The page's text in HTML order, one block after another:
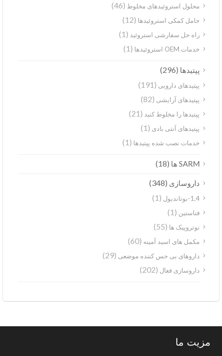
محلول استروئیدهای مخلوط(46)
حامل کمکی استروئیدها(12)
راه حل سفارشی استروئید(1)
خدمات OEM استروئیدها (1)
پپتیدها(296)
پپتیدهای دارویی(191)
پپتیدهای آرایشی(82)
پپتیدها را مخلوط کنید(21)
پپتیدهای آنتی بادی(1)
خدمات نصب شده پپتیدها(1)
SARM ها (18)
داروسازی (348)
1,4-بوتاندیول (1)
فناستین(1)
نوتروپیک ها (55)
مکمل های اسید آمینه(60)
داروهای بی حس کننده موضعی(29)
داروسازی فعال(202)
مزیت ما